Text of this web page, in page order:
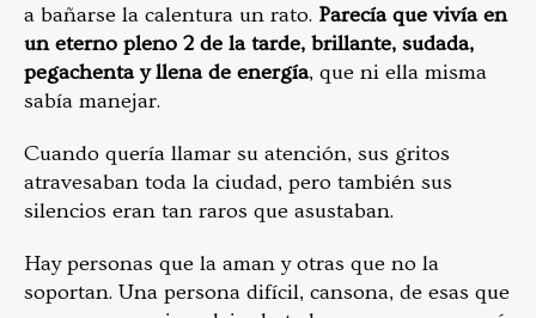
a bañarse la calentura un rato. Parecía que vivía en
un eterno pleno 2 de la tarde, brillante, sudada,
pegachenta y llena de energía, que ni ella misma
sabía manejar.
Cuando quería llamar su atención, sus gritos
atravesaban toda la ciudad, pero también sus
silencios eran tan raros que asustaban.
Hay personas que la aman y otras que no la
soportan. Una persona difícil, cansona, de esas que